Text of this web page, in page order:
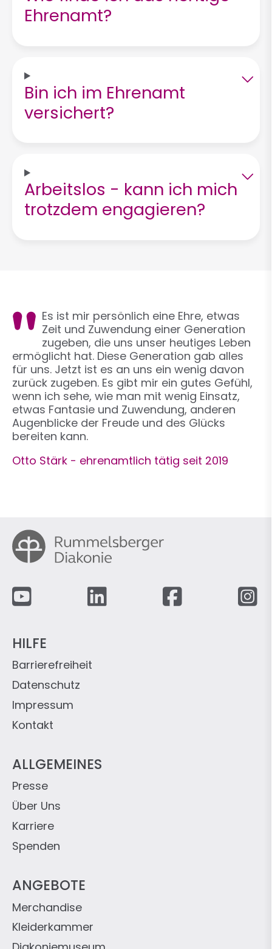
Ehrenamt?
Bin ich im Ehrenamt
versichert?
Arbeitslos - kann ich mich
trotzdem engagieren?
Es ist mir persönlich eine Ehre, etwas
Zeit und Zuwendung einer Generation
zugeben, die uns unser heutiges Leben
ermöglicht hat. Diese Generation gab alles
für uns. Jetzt ist es an uns ein wenig davon
zurück zugeben. Es gibt mir ein gutes Gefühl,
wenn ich sehe, wie man mit wenig Einsatz,
etwas Fantasie und Zuwendung, anderen
Augenblicke der Freude und des Glücks
bereiten kann.
Otto Stärk - ehrenamtlich tätig seit 2019
Fußzeile
ANGEBOTE
Kleiderkammer
Merchandise
ALLGEMEINES
Spenden
Karriere
Über Uns
Presse
HILFE
Kontakt
Impressum
Datenschutz
Barrierefreiheit